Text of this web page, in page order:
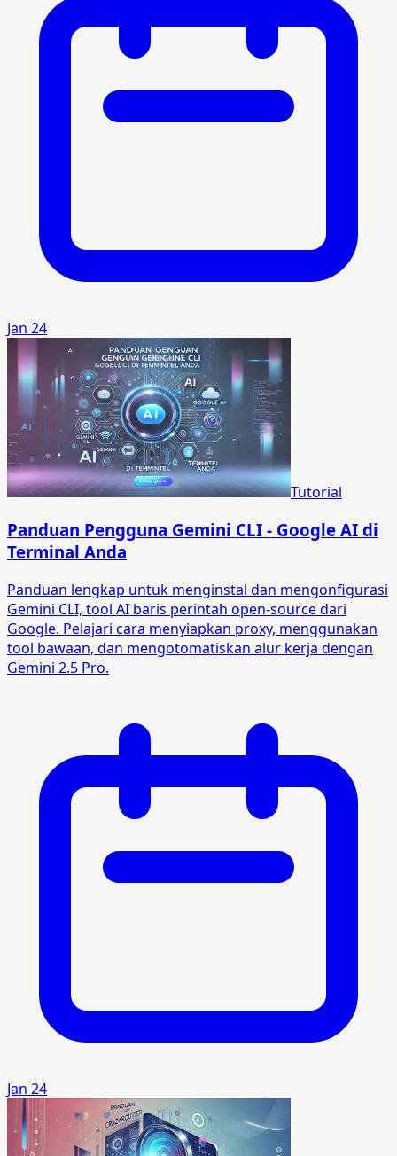
Jan 24
Tutorial
Panduan Pengguna Gemini CLI - Google AI di
Terminal Anda
Panduan lengkap untuk menginstal dan mengonfigurasi
Gemini CLI, tool AI baris perintah open-source dari
Google. Pelajari cara menyiapkan proxy, menggunakan
tool bawaan, dan mengotomatiskan alur kerja dengan
Gemini 2.5 Pro.
Jan 24